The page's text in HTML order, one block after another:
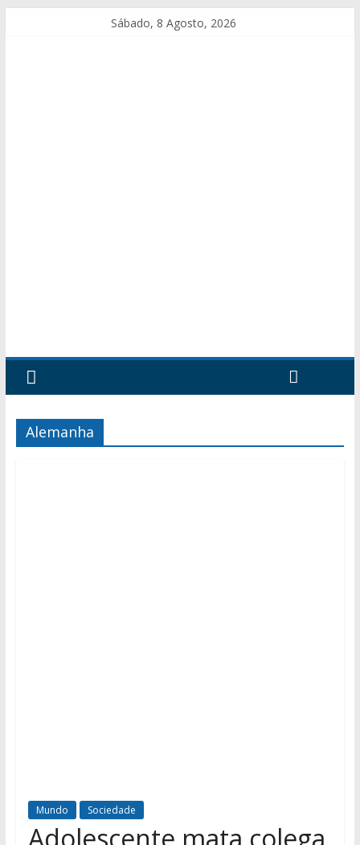
Sábado, 8 Agosto, 2026
Alemanha
Mundo Sociedade